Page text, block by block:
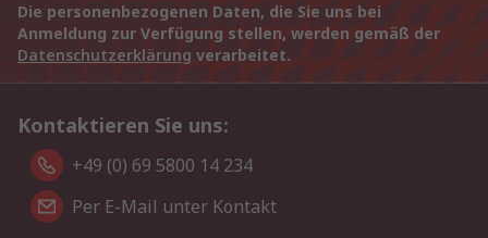
Die personenbezogenen Daten, die Sie uns bei
Anmeldung zur Verfügung stellen, werden gemäß der
Datenschutzerklärung verarbeitet.
Kontaktieren Sie uns:
+49 (0) 69 5800 14 234
Per E-Mail unter Kontakt